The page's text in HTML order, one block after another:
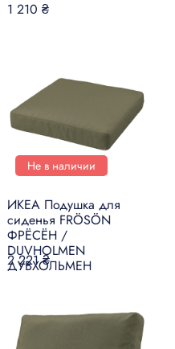
1 210 ₴
Не в наличии
ИКЕА Подушка для
сиденья FRÖSÖN
ФРЁСЁН /
DUVHOLMEN
ДУВХОЛЬМЕН
2 221 ₴